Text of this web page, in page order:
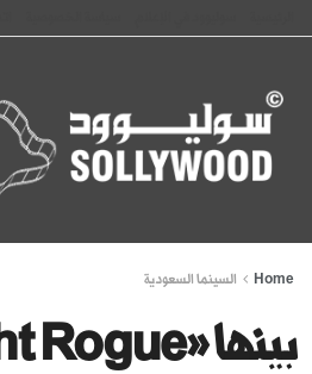
Home السينما السعودية